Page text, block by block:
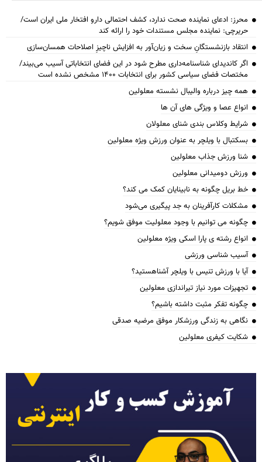
محرز: ادعای نماینده صحت ندارد، کشف احتمالی دارو افتخار ملی ایران است/
حریرچی: نماینده مجلس مستندات خود را ارائه کند
انتقاد بازنشستگانِ سخت و زیان‌آور به افزایش ناچیزِ اصلاحات همسان‌سازی
اگر کاندیدای شناسنامه‌‎داری مطرح شود در این فضای انتخاباتی آسیب می‌بیند/
مختصات فضای سیاسی کشور برای انتخابات ۱۴۰۰ مشخص نشده است
همه چیز درباره والیبال نشسته معلولین
انواع عصا و ویژگی های آن ها
شرایط وکلاس بندی شنای معلولان
بسکتبال با ویلچر به عنوان ورزش ویژه معلولین
شنا ورزش جذاب معلولین
ورزش دومیدانی معلولین
خط بریل چگونه به نابینایان کمک می کند؟
مشکلات کارآفرینان به جد پیگیری می‌شود
چگونه می توانیم با وجود معلولیت موفق شویم؟
انواع رشته ی پارا اسکی ویژه معلولین
آسیب شناسی ورزشی
آیا با ورزش تنیس با ویلچر آشناهستید؟
تجهیزات مورد نیاز تیراندازی معلولین
چگونه تفکر مثبت داشته باشیم؟
نگاهی به زندگی ورزشکار موفق مرضیه صدقی
شکایت کیفری معلولین